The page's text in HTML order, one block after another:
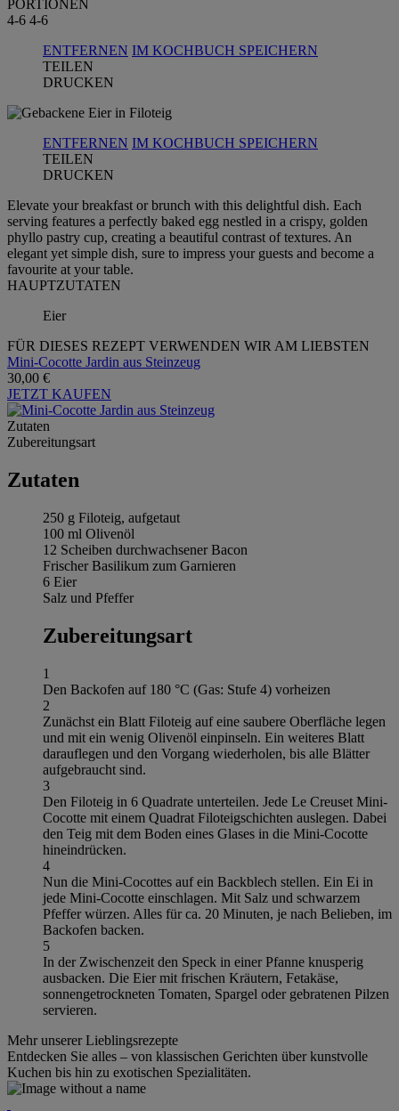
PORTIONEN
4-6 4-6
ENTFERNEN IM KOCHBUCH SPEICHERN
TEILEN
DRUCKEN
ENTFERNEN IM KOCHBUCH SPEICHERN
TEILEN
DRUCKEN
Elevate your breakfast or brunch with this delightful dish. Each
serving features a perfectly baked egg nestled in a crispy, golden
phyllo pastry cup, creating a beautiful contrast of textures. An
elegant yet simple dish, sure to impress your guests and become a
favourite at your table.
HAUPTZUTATEN
Eier
FÜR DIESES REZEPT VERWENDEN WIR AM LIEBSTEN
Mini-Cocotte Jardin aus Steinzeug
30,00 €
JETZT KAUFEN
Zutaten
Zubereitungsart
Zutaten
250 g Filoteig, aufgetaut
100 ml Olivenöl
12 Scheiben durchwachsener Bacon
Frischer Basilikum zum Garnieren
6 Eier
Salz und Pfeffer
Zubereitungsart
1
Den Backofen auf 180 °C (Gas: Stufe 4) vorheizen
2
Zunächst ein Blatt Filoteig auf eine saubere Oberfläche legen
und mit ein wenig Olivenöl einpinseln. Ein weiteres Blatt
darauflegen und den Vorgang wiederholen, bis alle Blätter
aufgebraucht sind.
3
Den Filoteig in 6 Quadrate unterteilen. Jede Le Creuset Mini-
Cocotte mit einem Quadrat Filoteigschichten auslegen. Dabei
den Teig mit dem Boden eines Glases in die Mini-Cocotte
hineindrücken.
4
Nun die Mini-Cocottes auf ein Backblech stellen. Ein Ei in
jede Mini-Cocotte einschlagen. Mit Salz und schwarzem
Pfeffer würzen. Alles für ca. 20 Minuten, je nach Belieben, im
Backofen backen.
5
In der Zwischenzeit den Speck in einer Pfanne knusperig
ausbacken. Die Eier mit frischen Kräutern, Fetakäse,
sonnengetrockneten Tomaten, Spargel oder gebratenen Pilzen
servieren.
Mehr unserer Lieblingsrezepte
Entdecken Sie alles – von klassischen Gerichten über kunstvolle
Kuchen bis hin zu exotischen Spezialitäten.